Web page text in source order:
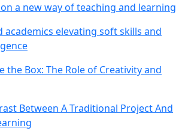
a new way of teaching and learning
academics elevating soft skills and
the Box: The Role of Creativity and
Between A Traditional Project And